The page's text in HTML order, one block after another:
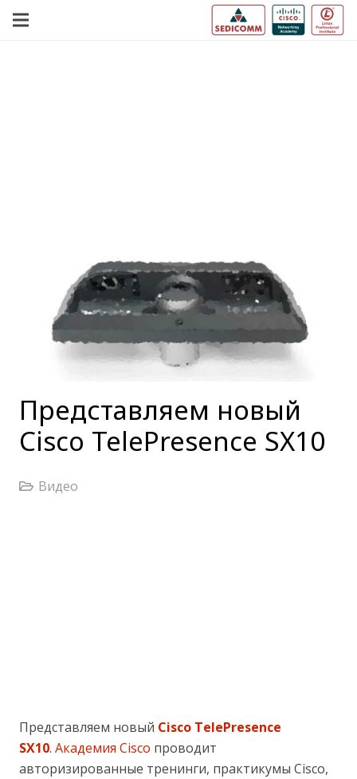
Представляем новый
Cisco TelePresence SX10
Видео
Представляем новый Cisco TelePresence
SX10. Академия Cisco проводит
авторизированные тренинги, практикумы Cisco,